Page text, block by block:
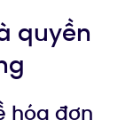
quyền
hóa đơn